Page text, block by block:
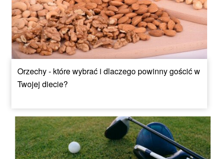
Orzechy - które wybrać i dlaczego powinny gościć w
Twojej diecie?